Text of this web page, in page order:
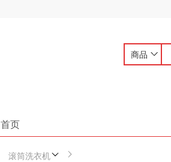
商品
首页
滚筒洗衣机